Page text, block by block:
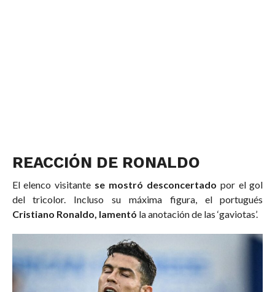
REACCIÓN DE RONALDO
El elenco visitante se mostró desconcertado por el gol
del tricolor. Incluso su máxima figura, el portugués
Cristiano Ronaldo, lamentó la anotación de las ‘gaviotas’.